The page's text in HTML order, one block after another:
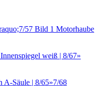
Motorhaube
Innenspiegel weiß | 8/67»